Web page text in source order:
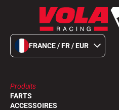
FRANCE / FR / EUR
Produits
FARTS
ACCESSOIRES